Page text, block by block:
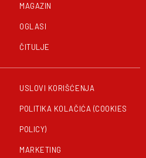
MAGAZIN
OGLASI
ČITULJE
USLOVI KORIŠĆENJA
POLITIKA KOLAČIĆA (COOKIES
POLICY)
MARKETING